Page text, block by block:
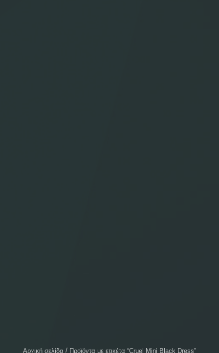
Αρχική σελίδα Προϊόντα με ετικέτα “Cruel Mini Black Dress”